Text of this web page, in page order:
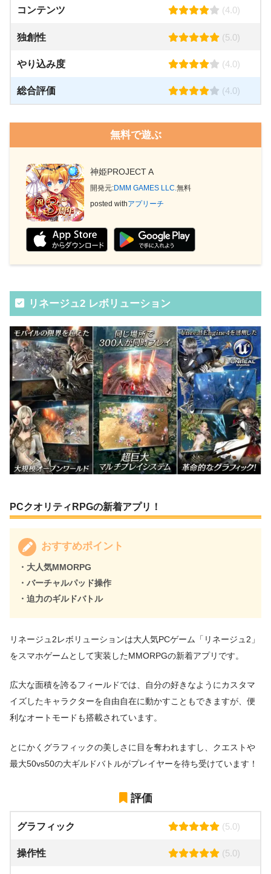
コンテンツ (4.0)
独創性 (5.0)
やり込み度 (4.0)
総合評価 (4.0)
無料で遊ぶ
神姫PROJECT A
開発元:DMM GAMES LLC. 無料
posted withアプリーチ
リネージュ2 レボリューション
PCクオリティRPGの新着アプリ！
おすすめポイント
・大人気MMORPG
・バーチャルパッド操作
・迫力のギルドバトル
リネージュ2レボリューションは大人気PCゲーム「リネージュ2」
をスマホゲームとして実装したMMORPGの新着アプリです。
広大な面積を誇るフィールドでは、自分の好きなようにカスタマ
イズしたキャラクターを自由自在に動かすこともできますが、便
利なオートモードも搭載されています。
とにかくグラフィックの美しさに目を奪われますし、クエストや
最大50vs50の大ギルドバトルがプレイヤーを待ち受けています！
評価
グラフィック (5.0)
操作性 (5.0)